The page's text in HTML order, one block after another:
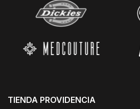
TIENDA PROVIDENCIA